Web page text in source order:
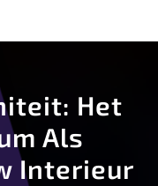
Het
Als
Interieur